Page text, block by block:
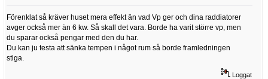
Förenklat så kräver huset mera effekt än vad Vp ger och dina raddiatorer
avger också mer än 6 kw. Så skall det vara. Borde ha varit större vp, men
du sparar också pengar med den du har.
Du kan ju testa att sänka tempen i något rum så borde framledningen
stiga.
Loggat